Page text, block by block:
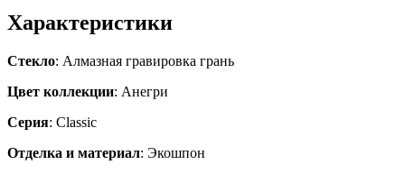
Характеристики
Стекло: Алмазная гравировка грань
Цвет коллекции: Анегри
Серия: Classic
Отделка и материал: Экошпон